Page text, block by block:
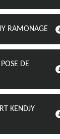
RAMONAGE
DE
KENDJY